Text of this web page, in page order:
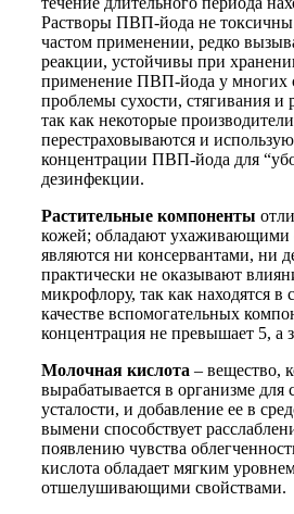
Растворы ПВП-йода не
частом применении, редко
реакции, устойчивы при
применение ПВП-йода у многих
проблемы сухости, стягивания и
так как некоторые производители
перестраховываются и
концентрации ПВП-йода для
дезинфекции.
Растительные компоненты
кожей; обладают ухаживающими
являются ни консервантами, ни
практически не оказывают
микрофлору, так как находятся в
качестве вспомогательных
концентрация не превышает 5, а
Молочная кислота – вещество,
вырабатывается в организме
усталости, и добавление ее в
вымени способствует
появлению чувства
кислота обладает мягким
отшелушивающими свойствами.